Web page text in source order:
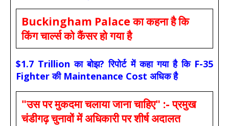
Buckingham Palace का कहना है कि
किंग चार्ल्स को कैंसर हो गया है
$1.7 Trillion का बोझ? रिपोर्ट में कहा गया है कि F-35
Fighter की Maintenance Cost अधिक है
"उस पर मुकदमा चलाया जाना चाहिए" :- प्रमुख
चंडीगढ़ चुनावों में अधिकारी पर शीर्ष अदालत